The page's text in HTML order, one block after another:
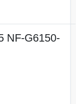
NF-G6150-